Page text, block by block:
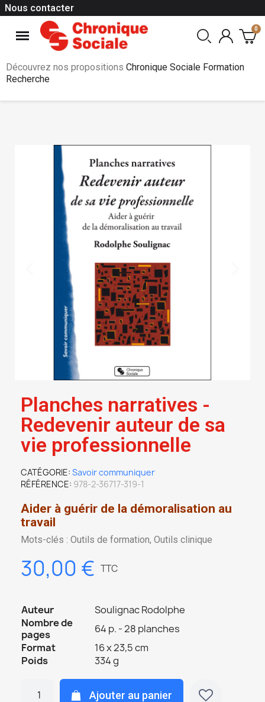
Nous contacter
Découvrez nos propositions Chronique Sociale Formation
Recherche
Planches narratives -
Redevenir auteur de sa
vie professionnelle
CATÉGORIE Savoir communiquer
RÉFÉRENCE 978-2-36717-319-1
Aider à guérir de la démoralisation au
travail
Mots-clés : Outils de formation, Outils clinique
30,00 € TTC
Auteur
Soulignac Rodolphe
Nombre de
pages
64 p. - 28 planches
Format
16 x 23,5 cm
Poids
334 g
Ajouter au panier